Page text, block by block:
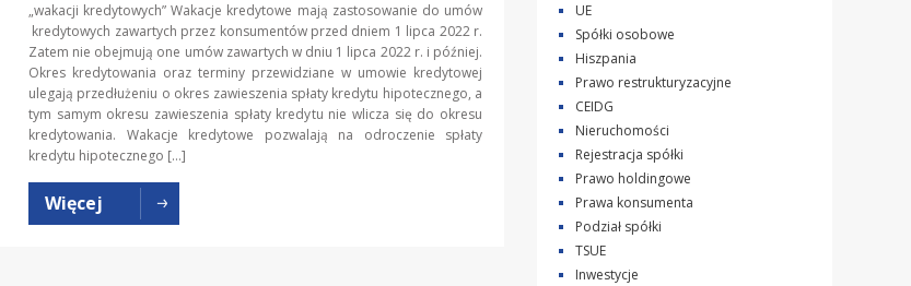
„wakacji kredytowych” Wakacje kredytowe mają zastosowanie do umów
kredytowych zawartych przez konsumentów przed dniem 1 lipca 2022 r.
Zatem nie obejmują one umów zawartych w dniu 1 lipca 2022 r. i później.
Okres kredytowania oraz terminy przewidziane w umowie kredytowej
ulegają przedłużeniu o okres zawieszenia spłaty kredytu hipotecznego, a
tym samym okresu zawieszenia spłaty kredytu nie wlicza się do okresu
kredytowania. Wakacje kredytowe pozwalają na odroczenie spłaty
kredytu hipotecznego […]
Więcej
UE
Spółki osobowe
Hiszpania
Prawo restrukturyzacyjne
CEIDG
Nieruchomości
Rejestracja spółki
Prawo holdingowe
Prawa konsumenta
Podział spółki
TSUE
Inwestycje